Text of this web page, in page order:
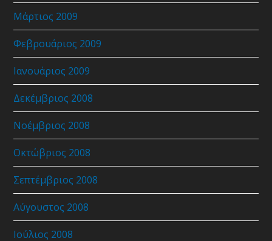
Μάρτιος 2009
Φεβρουάριος 2009
Ιανουάριος 2009
Δεκέμβριος 2008
Νοέμβριος 2008
Οκτώβριος 2008
Σεπτέμβριος 2008
Αύγουστος 2008
Ιούλιος 2008